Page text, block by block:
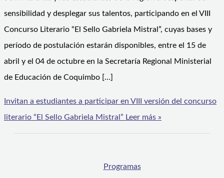
sensibilidad y desplegar sus talentos, participando en el VIII
Concurso Literario “El Sello Gabriela Mistral”, cuyas bases y
período de postulación estarán disponibles, entre el 15 de
abril y el 04 de octubre en la Secretaría Regional Ministerial
de Educación de Coquimbo […]
Invitan a estudiantes a participar en VIII versión del concurso
literario “El Sello Gabriela Mistral” Leer más »
Programas